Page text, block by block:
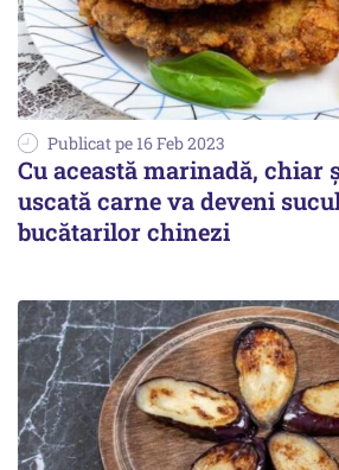
Publicat pe 16 Feb 2023
Cu această marinadă, chiar
uscată carne va deveni
bucătarilor chinezi